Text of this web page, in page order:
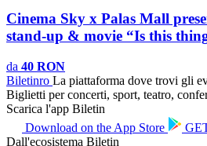
Cinema Sky x Palas Mall
stand-up & movie “Is this
da 40 RON
Biletinro La piattaforma dove trovi gli
Biglietti per concerti, sport, teatro,
Scarica l'app Biletin
Download on the App Store
Dall'ecosistema Biletin